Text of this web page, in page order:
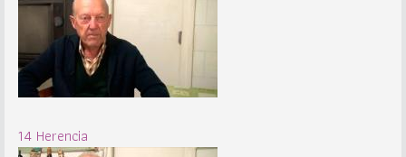
14 Herencia